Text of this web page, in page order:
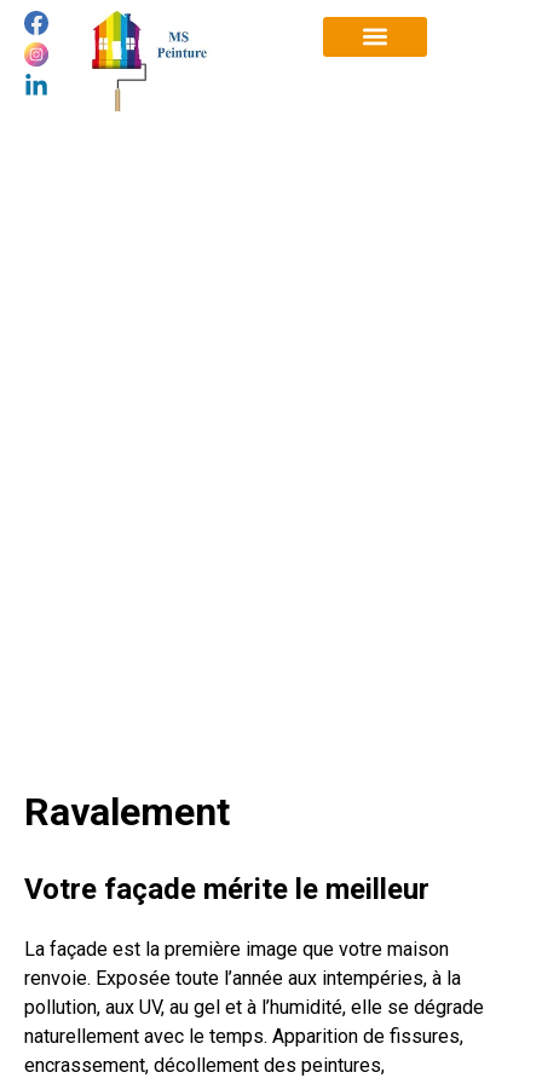
Ravalement
Votre façade mérite le meilleur
La façade est la première image que votre maison
renvoie. Exposée toute l’année aux intempéries, à la
pollution, aux UV, au gel et à l’humidité, elle se dégrade
naturellement avec le temps. Apparition de fissures,
encrassement, décollement des peintures,